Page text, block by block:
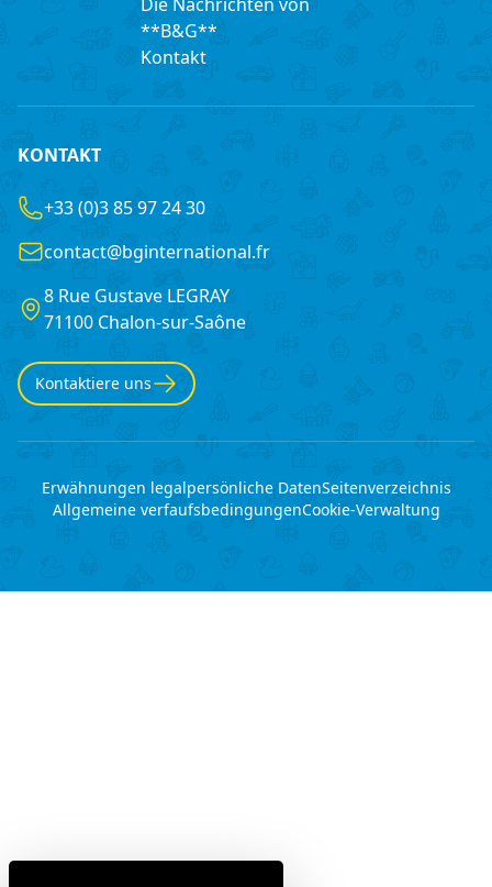
**B&G**
Kontakt
KONTAKT
+33 (0)3 85 97 24 30
contact@bginternational.fr
8 Rue Gustave LEGRAY
71100 Chalon-sur-SaôneFrance
Kontaktiere uns
Erwähnungen legalpersönliche DatenSeitenverzeichnis
Allgemeine verfaufsbedingungenCookie-Verwaltung